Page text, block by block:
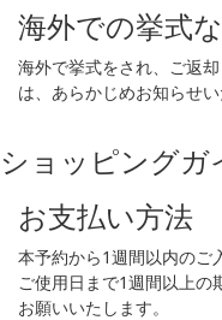
海外での挙式
海外で挙式をされ、ご返
は、あらかじめお知らせ
ショッピングガ
お支払い方法
本予約から1週間以内のご
ご使用日まで1週間以上の
お願いいたします。